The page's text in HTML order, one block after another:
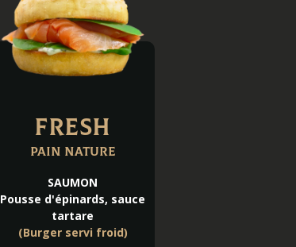
Fresh
Pain Nature
SAUMON
Pousse d'épinards, sauce
tartare
(Burger servi froid)